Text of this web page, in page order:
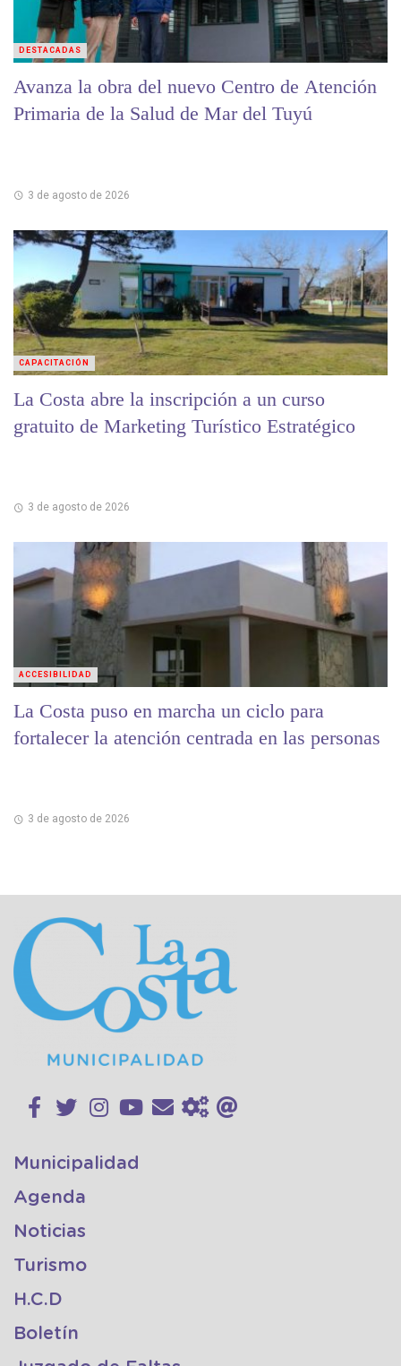
Avanza la obra del nuevo Centro de Atención
Primaria de la Salud de Mar del Tuyú
3 de agosto de 2026
DESTACADAS
La Costa abre la inscripción a un curso
gratuito de Marketing Turístico Estratégico
3 de agosto de 2026
CAPACITACIÓN
La Costa puso en marcha un ciclo para
fortalecer la atención centrada en las personas
3 de agosto de 2026
ACCESIBILIDAD
Municipalidad
Agenda
Noticias
Turismo
H.C.D
Boletín